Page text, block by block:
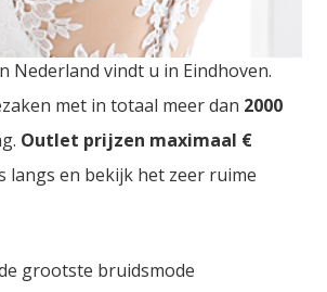
Degrootste Trouwjurken
Nederland vindt u in Eindhoven.
met in totaal meer dan 2000
Outlet prijzen maximaal €
langs en bekijk het zeer ruime
grootste bruidsmode